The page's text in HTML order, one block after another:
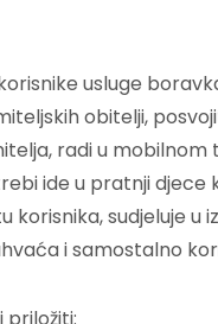
usluge
obitelji,
radi u
ide u pratnji
sudjeluje
i samostalno